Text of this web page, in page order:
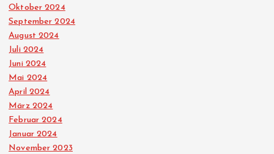
Oktober 2024
September 2024
August 2024
Juli 2024
Juni 2024
Mai 2024
April 2024
März 2024
Februar 2024
Januar 2024
November 2023